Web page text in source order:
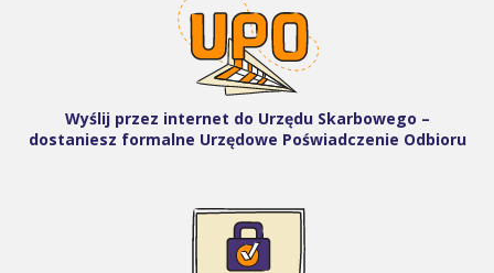
Wyślij przez internet do Urzędu Skarbowego –
dostaniesz formalne Urzędowe Poświadczenie Odbioru